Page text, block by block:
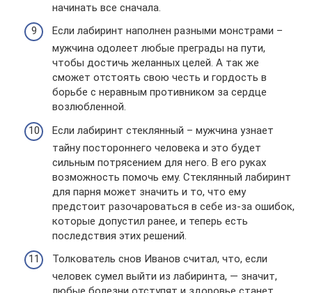
начинать все сначала.
Если лабиринт наполнен разными монстрами –
мужчина одолеет любые преграды на пути,
чтобы достичь желанных целей. А так же
сможет отстоять свою честь и гордость в
борьбе с неравным противником за сердце
возлюбленной.
Если лабиринт стеклянный – мужчина узнает
тайну постороннего человека и это будет
сильным потрясением для него. В его руках
возможность помочь ему. Стеклянный лабиринт
для парня может значить и то, что ему
предстоит разочароваться в себе из-за ошибок,
которые допустил ранее, и теперь есть
последствия этих решений.
Толкователь снов Иванов считал, что, если
человек сумел выйти из лабиринта, — значит,